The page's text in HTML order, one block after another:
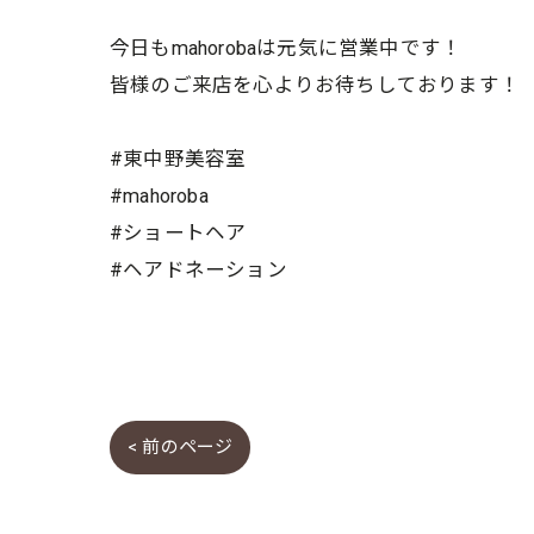
今日もmahorobaは元気に営業中です！
皆様のご来店を心よりお待ちしております！
#東中野美容室
#mahoroba
#ショートヘア
#ヘアドネーション
< 前のページ